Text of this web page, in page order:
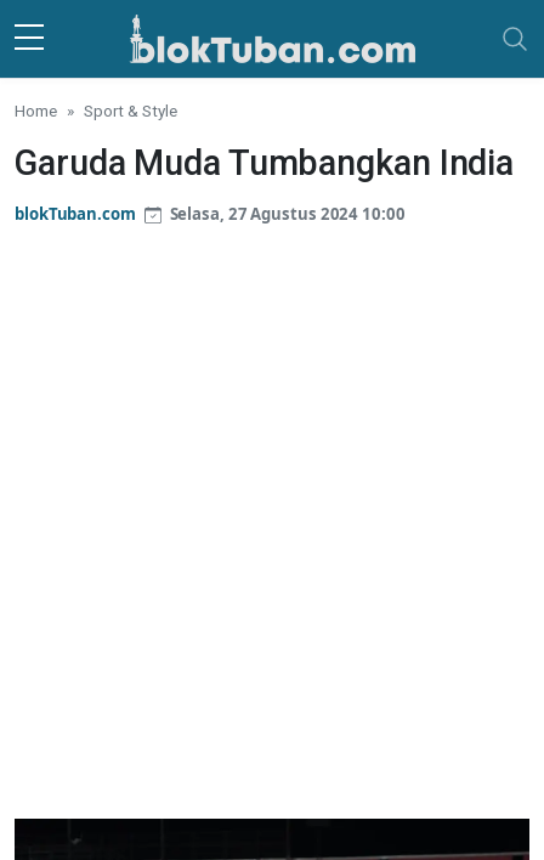
Skip to main content
Home Sport & Style
Garuda Muda Tumbangkan India
blokTuban.com Selasa, 27 Agustus 2024 10:00